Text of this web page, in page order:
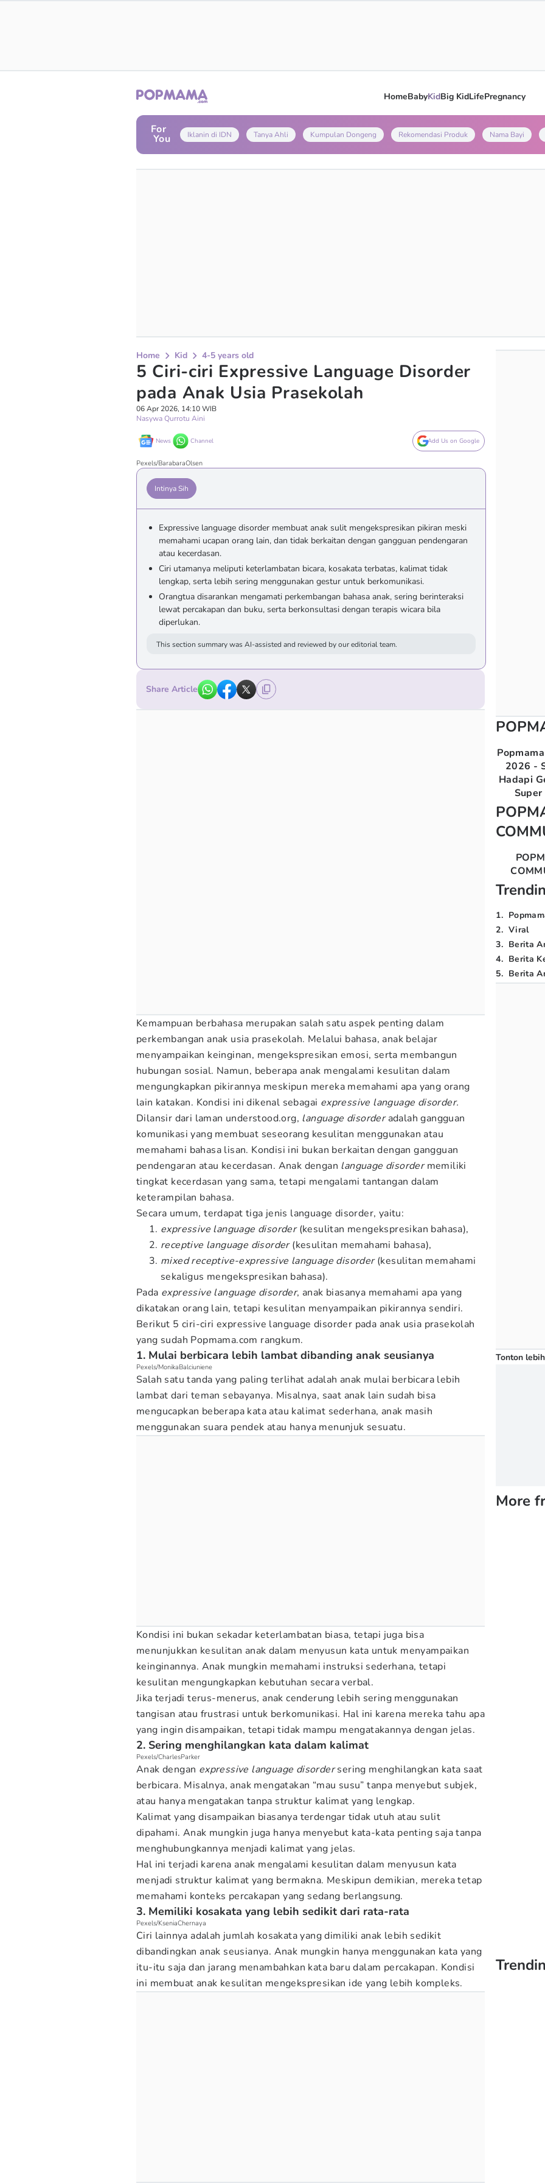
HomeBabyKidBig KidLifePregnancy
For
You Iklanin di IDN Tanya Ahli Kumpulan Dongeng Rekomendasi Produk Nama Bayi
Home Kid 4-5 years old
5 Ciri-ciri Expressive Language Disorder
pada Anak Usia Prasekolah
06 Apr 2026, 14:10 WIB
Nasywa Qurrotu Aini
News Channel Add Us on Google
Pexels/BarabaraOlsen
Intinya Sih
Expressive language disorder membuat anak sulit mengekspresikan pikiran meski
memahami ucapan orang lain, dan tidak berkaitan dengan gangguan pendengaran
atau kecerdasan.
Ciri utamanya meliputi keterlambatan bicara, kosakata terbatas, kalimat tidak
lengkap, serta lebih sering menggunakan gestur untuk berkomunikasi.
Orangtua disarankan mengamati perkembangan bahasa anak, sering berinteraksi
lewat percakapan dan buku, serta berkonsultasi dengan terapis wicara bila
diperlukan.
This section summary was AI-assisted and reviewed by our editorial team.
Share Article
Kemampuan berbahasa merupakan salah satu aspek penting dalam
perkembangan anak usia prasekolah. Melalui bahasa, anak belajar
menyampaikan keinginan, mengekspresikan emosi, serta membangun
hubungan sosial. Namun, beberapa anak mengalami kesulitan dalam
mengungkapkan pikirannya meskipun mereka memahami apa yang orang
lain katakan. Kondisi ini dikenal sebagai expressive language disorder.
Dilansir dari laman understood.org, language disorderadalah gangguan
komunikasi yang membuat seseorang kesulitan menggunakan atau
memahami bahasa lisan. Kondisi ini bukan berkaitan dengan gangguan
pendengaran atau kecerdasan. Anak dengan language disordermemiliki
tingkat kecerdasan yang sama, tetapi mengalami tantangan dalam
keterampilan bahasa.
Secara umum, terdapat tiga jenis language disorder, yaitu:
expressive language disorder(kesulitan mengekspresikan bahasa),
receptive language disorder(kesulitan memahami bahasa),
mixed receptive-expressive language disorder(kesulitan memahami
sekaligus mengekspresikan bahasa).
Pada expressive language disorder, anak biasanya memahami apa yang
dikatakan orang lain, tetapi kesulitan menyampaikan pikirannya sendiri.
Berikut 5 ciri-ciri expressive language disorder pada anak usia prasekolah
yang sudah Popmama.com rangkum.
1. Mulai berbicara lebih lambat dibanding anak seusianya
Pexels/MonikaBalciuniene
Salah satu tanda yang paling terlihat adalah anak mulai berbicara lebih
lambat dari teman sebayanya. Misalnya, saat anak lain sudah bisa
mengucapkan beberapa kata atau kalimat sederhana, anak masih
menggunakan suara pendek atau hanya menunjuk sesuatu.
Kondisi ini bukan sekadar keterlambatan biasa, tetapi juga bisa
menunjukkan kesulitan anak dalam menyusun kata untuk menyampaikan
keinginannya. Anak mungkin memahami instruksi sederhana, tetapi
kesulitan mengungkapkan kebutuhan secara verbal.
Jika terjadi terus-menerus, anak cenderung lebih sering menggunakan
tangisan atau frustrasi untuk berkomunikasi. Hal ini karena mereka tahu apa
yang ingin disampaikan, tetapi tidak mampu mengatakannya dengan jelas.
2. Sering menghilangkan kata dalam kalimat
Pexels/CharlesParker
Anak dengan expressive language disordersering menghilangkan kata saat
berbicara. Misalnya, anak mengatakan “mau susu” tanpa menyebut subjek,
atau hanya mengatakan tanpa struktur kalimat yang lengkap.
Kalimat yang disampaikan biasanya terdengar tidak utuh atau sulit
dipahami. Anak mungkin juga hanya menyebut kata-kata penting saja tanpa
menghubungkannya menjadi kalimat yang jelas.
Hal ini terjadi karena anak mengalami kesulitan dalam menyusun kata
menjadi struktur kalimat yang bermakna. Meskipun demikian, mereka tetap
memahami konteks percakapan yang sedang berlangsung.
3. Memiliki kosakata yang lebih sedikit dari rata-rata
Pexels/KseniaChernaya
Ciri lainnya adalah jumlah kosakata yang dimiliki anak lebih sedikit
dibandingkan anak seusianya. Anak mungkin hanya menggunakan kata yang
itu-itu saja dan jarang menambahkan kata baru dalam percakapan. Kondisi
ini membuat anak kesulitan mengekspresikan ide yang lebih kompleks.
2026 -
Hadapi
1.
2. Viral
3. Berita
4. Berita
5. Berita
Tonton
More